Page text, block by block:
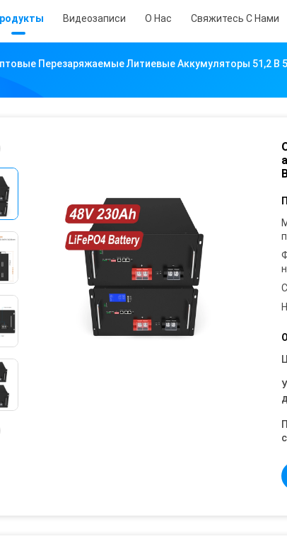
Видеозаписи О Нас Свяжитесь С Нами
Перезаряжаемые Литиевые Аккумуляторы 51,2 В